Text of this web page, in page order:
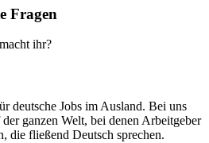
Fragen
ihr?
deutsche Jobs im Ausland. Bei uns
ganzen Welt, bei denen Arbeitgeber
die fließend Deutsch sprechen.